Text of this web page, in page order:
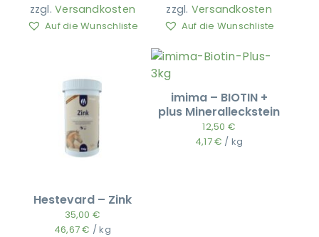
zzgl.Versandkosten
Auf die Wunschliste
zzgl. Versandkosten
Auf die Wunschliste
Hestevard – Zink
35,00 €
46,67€ /kg
imima – BIOTIN +
plus Mineralleckstein
12,50 €
4,17€ / kg